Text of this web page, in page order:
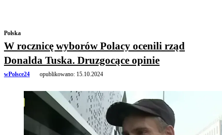
Polska
W rocznicę wyborów Polacy ocenili rząd
Donalda Tuska. Druzgocące opinie
wPolsce24 opublikowano: 15.10.2024